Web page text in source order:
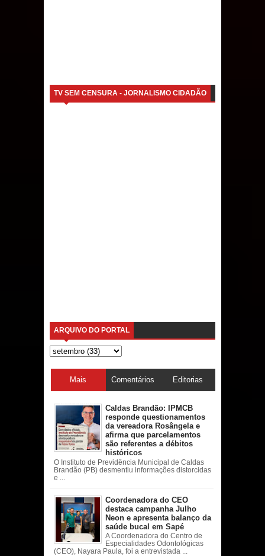
TV SEM CENSURA - JORNALISMO CIDADÃO
ARQUIVO DO PORTAL
Mais
acessadas
Comentários Editorias
Caldas Brandão: IPMCB
responde questionamentos
da vereadora Rosângela e
afirma que parcelamentos
são referentes a débitos
históricos
O Instituto de Previdência Municipal de Caldas
Brandão (PB) desmentiu informações distorcidas
e ...
Coordenadora do CEO
destaca campanha Julho
Neon e apresenta balanço da
saúde bucal em Sapé
A Coordenadora do Centro de
Especialidades Odontológicas
(CEO), Nayara Paula, foi a entrevistada ...